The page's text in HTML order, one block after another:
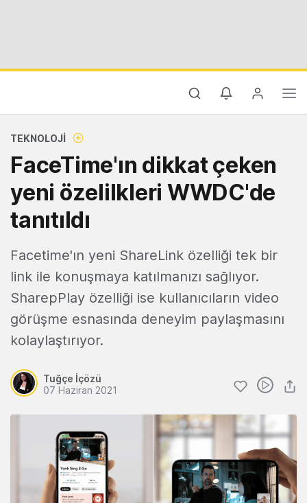
TEKNOLOJI
FaceTime'ın dikkat çeken
yeni özelilkleri WWDC'de
tanıtıldı
Facetime'ın yeni ShareLink özelliği tek bir
link ile konuşmaya katılmanızı sağlıyor.
SharepPlay özelliği ise kullanıcıların video
görüşme esnasında deneyim paylaşmasını
kolaylaştırıyor.
Tuğçe İçözü
07 Haziran 2021